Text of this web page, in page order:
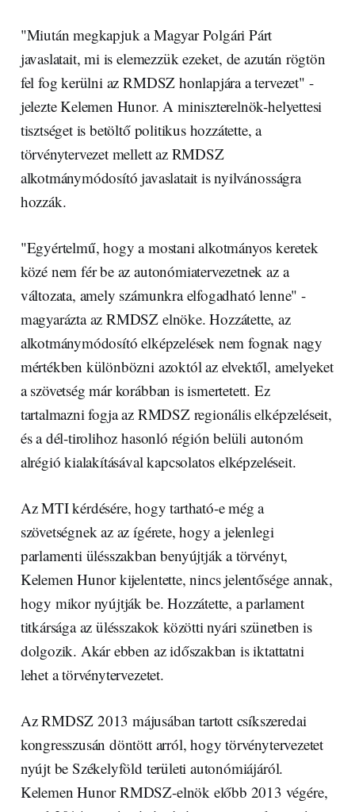
"Miután megkapjuk a Magyar Polgári Párt
javaslatait, mi is elemezzük ezeket, de azután rögtön
fel fog kerülni az RMDSZ honlapjára a tervezet" -
jelezte Kelemen Hunor. A miniszterelnök-helyettesi
tisztséget is betöltő politikus hozzátette, a
törvénytervezet mellett az RMDSZ
alkotmánymódosító javaslatait is nyilvánosságra
hozzák.
"Egyértelmű, hogy a mostani alkotmányos keretek
közé nem fér be az autonómiatervezetnek az a
változata, amely számunkra elfogadható lenne" -
magyarázta az RMDSZ elnöke. Hozzátette, az
alkotmánymódosító elképzelések nem fognak nagy
mértékben különbözni azoktól az elvektől, amelyeket
a szövetség már korábban is ismertetett. Ez
tartalmazni fogja az RMDSZ regionális elképzeléseit,
és a dél-tirolihoz hasonló régión belüli autonóm
alrégió kialakításával kapcsolatos elképzeléseit.
Az MTI kérdésére, hogy tartható-e még a
szövetségnek az az ígérete, hogy a jelenlegi
parlamenti ülésszakban benyújtják a törvényt,
Kelemen Hunor kijelentette, nincs jelentősége annak,
hogy mikor nyújtják be. Hozzátette, a parlament
titkársága az ülésszakok közötti nyári szünetben is
dolgozik. Akár ebben az időszakban is iktattatni
lehet a törvénytervezetet.
Az RMDSZ 2013 májusában tartott csíkszeredai
kongresszusán döntött arról, hogy törvénytervezetet
nyújt be Székelyföld területi autonómiájáról.
Kelemen Hunor RMDSZ-elnök előbb 2013 végére,